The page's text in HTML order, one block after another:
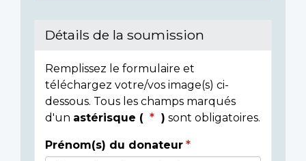
Détails de la soumission
Remplissez le formulaire et
téléchargez votre/vos image(s) ci-
dessous. Tous les champs marqués
d'un astérisque ( ) sont obligatoires.
Prénom(s) du donateur